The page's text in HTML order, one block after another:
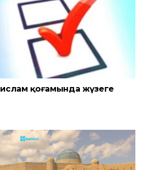
қоғамында жүзеге